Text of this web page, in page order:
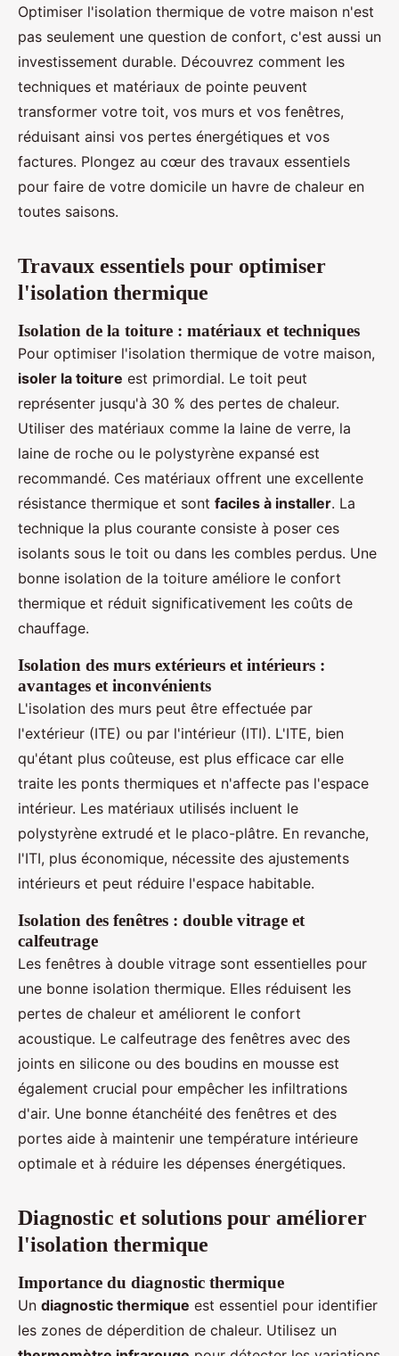
Travaux essentiels : optimisation
de l'isolation thermique à la
maison
Ethan•18 août 2024 •2 min de lecture
Optimiser l'isolation thermique de votre maison n'est
pas seulement une question de confort, c'est aussi un
investissement durable. Découvrez comment les
techniques et matériaux de pointe peuvent
transformer votre toit, vos murs et vos fenêtres,
réduisant ainsi vos pertes énergétiques et vos
factures. Plongez au cœur des travaux essentiels
pour faire de votre domicile un havre de chaleur en
toutes saisons.
Travaux essentiels pour optimiser
l'isolation thermique
Isolation de la toiture : matériaux et techniques
Pour optimiser l'isolation thermique de votre maison,
isoler la toiture est primordial. Le toit peut
représenter jusqu'à 30 % des pertes de chaleur.
Utiliser des matériaux comme la laine de verre, la
laine de roche ou le polystyrène expansé est
recommandé. Ces matériaux offrent une excellente
résistance thermique et sont faciles à installer. La
technique la plus courante consiste à poser ces
isolants sous le toit ou dans les combles perdus. Une
bonne isolation de la toiture améliore le confort
thermique et réduit significativement les coûts de
chauffage.
Isolation des murs extérieurs et intérieurs :
avantages et inconvénients
L'isolation des murs peut être effectuée par
l'extérieur (ITE) ou par l'intérieur (ITI). L'ITE, bien
qu'étant plus coûteuse, est plus efficace car elle
traite les ponts thermiques et n'affecte pas l'espace
intérieur. Les matériaux utilisés incluent le
polystyrène extrudé et le placo-plâtre. En revanche,
l'ITI, plus économique, nécessite des ajustements
intérieurs et peut réduire l'espace habitable.
Isolation des fenêtres : double vitrage et
calfeutrage
Les fenêtres à double vitrage sont essentielles pour
une bonne isolation thermique. Elles réduisent les
pertes de chaleur et améliorent le confort
acoustique. Le calfeutrage des fenêtres avec des
joints en silicone ou des boudins en mousse est
également crucial pour empêcher les infiltrations
d'air. Une bonne étanchéité des fenêtres et des
portes aide à maintenir une température intérieure
optimale et à réduire les dépenses énergétiques.
Diagnostic et solutions pour améliorer
l'isolation thermique
Importance du diagnostic thermique
Un diagnostic thermique est essentiel pour identifier
les zones de déperdition de chaleur. Utilisez un